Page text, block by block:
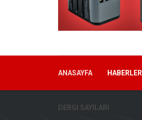
ANASAYFA HABERLER
DERGI SAYILARI